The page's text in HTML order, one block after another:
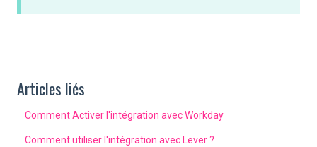
Articles liés
Comment Activer l'intégration avec Workday
Comment utiliser l'intégration avec Lever ?